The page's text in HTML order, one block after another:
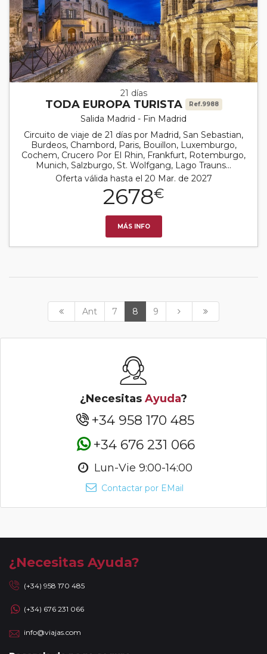
21 días
TODA EUROPA TURISTA Ref.9988
Salida Madrid - Fin Madrid
Circuito de viaje de 21 días por Madrid, San Sebastian,
Burdeos, Chambord, Paris, Bouillon, Luxemburgo,
Cochem, Crucero Por El Rhin, Frankfurt, Rotemburgo,
Munich, Salzburgo, St. Wolfgang, Lago Trauns...
Oferta válida hasta el 20 Mar. de 2027
2678€
MÁS INFO
Ant 7 8 9
¿Necesitas Ayuda?
+34 958 170 485
+34 676 231 066
Lun-Vie 9:00-14:00
Contactar por EMail
¿Necesitas Ayuda?
(+34) 958 170 485
(+34) 676 231 066
info@viajas.com